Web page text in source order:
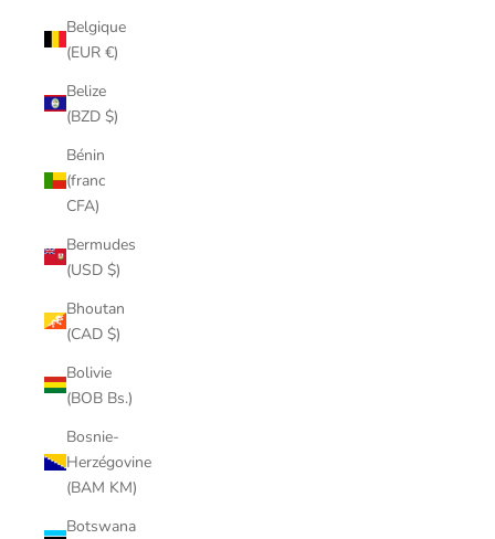
Belgique
(EUR €)
Belize
(BZD $)
Bénin
(franc
CFA)
Bermudes
(USD $)
Bhoutan
(CAD $)
Bolivie
(BOB Bs.)
Bosnie-
Herzégovine
(BAM KM)
Botswana